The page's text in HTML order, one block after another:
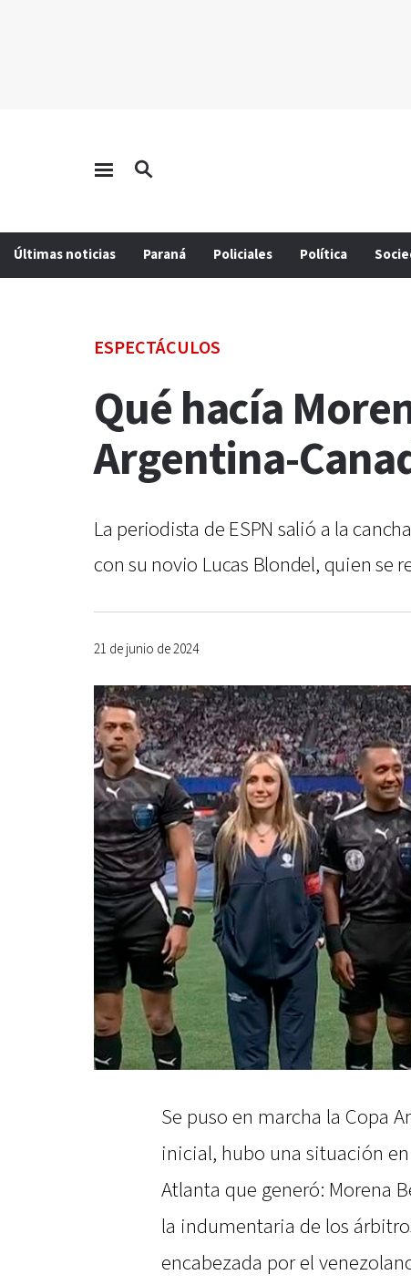
Últimas noticias Paraná Policiales Política
ESPECTÁCULOS
Qué hacía
Argentina-
La periodista de ESPN salió a la
con su novio Lucas Blondel, quien se
21 de junio de 2024
Se puso en marcha la Copa
inicial, hubo una situación
Atlanta que generó: Morena
la indumentaria de los
encabezada por el